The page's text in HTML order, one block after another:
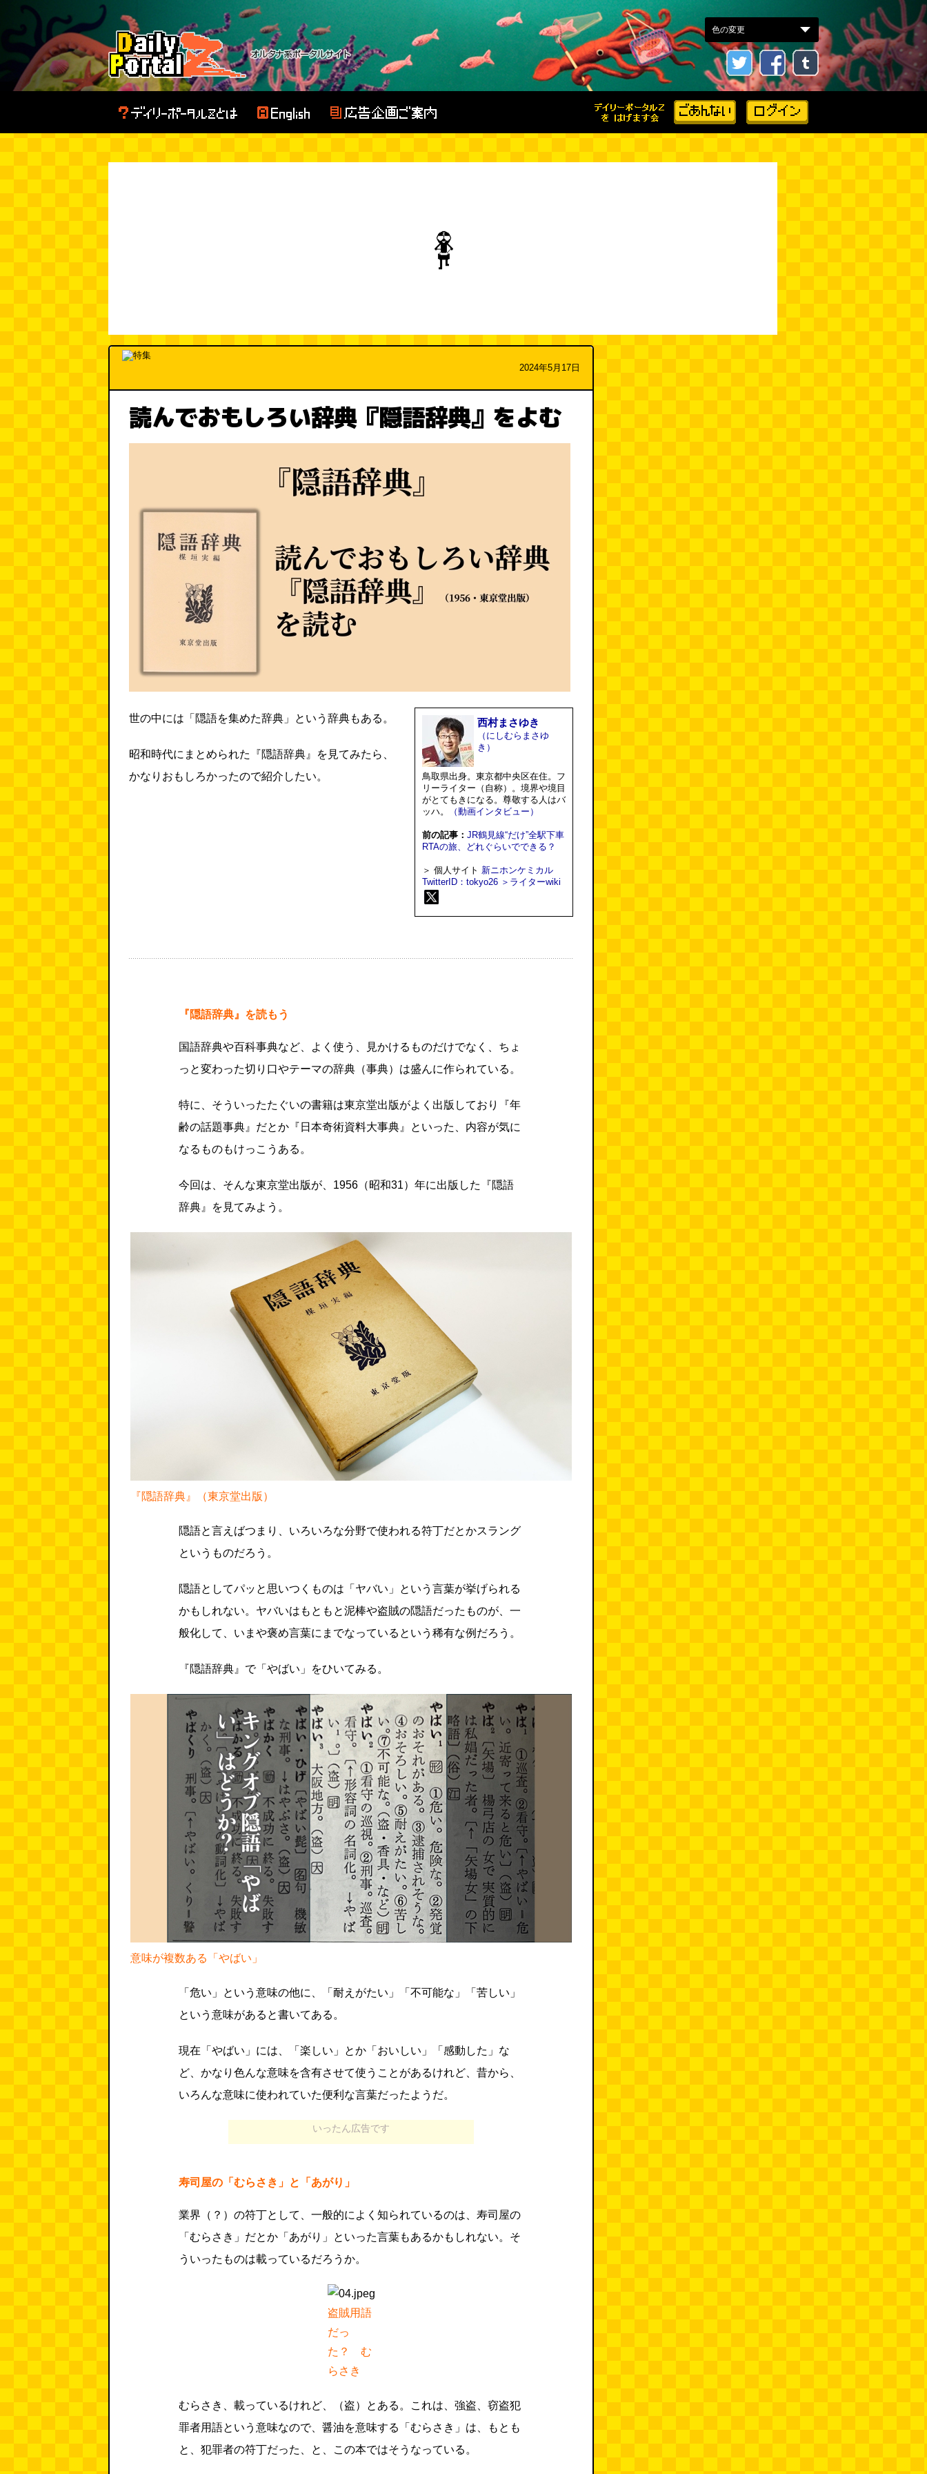
2024年5月17日
読んでおもしろい辞典『隠語辞典』をよむ
世の中には「隠語を集めた辞典」という辞典もある。
昭和時代にまとめられた『隠語辞典』を見てみたら、
かなりおもしろかったので紹介したい。
西村まさゆき
（にしむらまさゆ
き）
鳥取県出身。東京都中央区在住。フ
リーライター（自称）。境界や境目
がとてもきになる。尊敬する人はバ
ッハ。
（動画インタビュー）
前の記事： JR鶴見線“だけ”全駅下車
RTAの旅、どれぐらいでできる？
＞ 個人サイト 新ニホンケミカル
TwitterID：tokyo26 ＞ライターwiki
『隠語辞典』を読もう
国語辞典や百科事典など、よく使う、見かけるものだけでなく、ちょ
っと変わった切り口やテーマの辞典（事典）は盛んに作られている。
特に、そういったたぐいの書籍は東京堂出版がよく出版しており『年
齢の話題事典』 だとか『日本奇術資料大事典』といった、内容が気に
なるものもけっこうある。
今回は、そんな東京堂出版が、1956（昭和31）年に出版した『隠語
辞典』を見てみよう。
『隠語辞典』（東京堂出版）
隠語と言えばつまり、いろいろな分野で使われる符丁だとかスラング
というものだろう。
隠語としてパッと思いつくものは「ヤバい」という言葉が挙げられる
かもしれない。ヤバいはもともと泥棒や盗賊の隠語だったものが、一
般化して、いまや褒め言葉にまでなっているという稀有な例だろう。
『隠語辞典』で「やばい」をひいてみる。
意味が複数ある「やばい」
「危い」という意味の他に、「耐えがたい」「不可能な」「苦しい」
という意味があると書いてある。
現在「やばい」には、「楽しい」とか「おいしい」「感動した」な
ど、かなり色んな意味を含有させて使うことがあるけれど、昔から、
いろんな意味に使われていた便利な言葉だったようだ。
いったん広告です
寿司屋の「むらさき」と「あがり」
業界（？）の符丁として、一般的によく知られているのは、寿司屋の
「むらさき」だとか「あがり」といった言葉もあるかもしれない。そ
ういったものは載っているだろうか。
盗賊用語
だっ
た？ む
らさき
むらさき、載っているけれど、（盗）とある。これは、強盗、窃盗犯
罪者用語という意味なので、醤油を意味する「むらさき」は、もとも
と、犯罪者の符丁だった、と、この本ではそうなっている。